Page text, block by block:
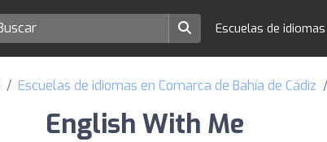
Escuelas de
Escuelas de idiomas en Comarca de Bahía de Cádiz
English With Me